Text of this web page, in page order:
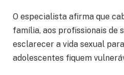
O especialista afirma que
família, aos profissionais de
esclarecer a vida sexual
adolescentes fiquem